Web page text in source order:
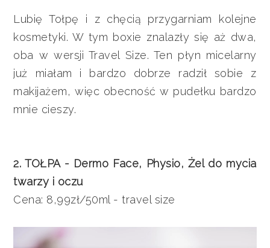
Lubię Tołpę i z chęcią przygarniam kolejne
kosmetyki. W tym boxie znalazły się aż dwa,
oba w wersji Travel Size. Ten płyn micelarny
już miałam i bardzo dobrze radził sobie z
makijażem, więc obecność w pudełku bardzo
mnie cieszy.
2. TOŁPA - Dermo Face, Physio, Żel do mycia
twarzy i oczu
Cena: 8,99zł/50ml - travel size